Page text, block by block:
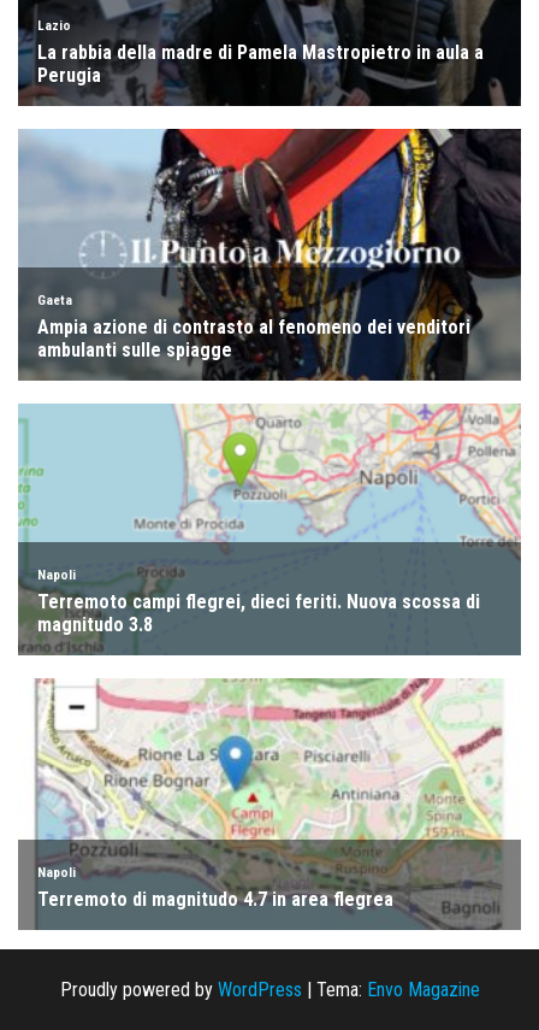
Proudly powered by WordPress | Tema: Envo Magazine